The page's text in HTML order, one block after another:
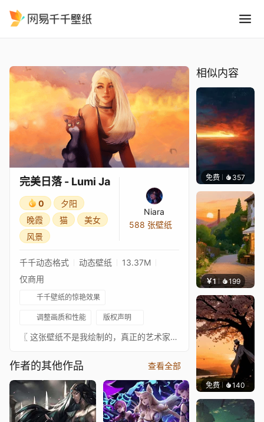
完美日落 - Lumi Ja
0
夕阳
晚霞
猫
美女
风景
Niara
588 张壁纸
千千动态格式 动态壁纸
13.37M
仅商用
千千壁纸的惊艳效果
调整画质和性能 版权声明
〖 这张壁纸不是我绘制的，真正的艺术家总是在 ↓这里↓。我只是为这些图片添加动画以供娱乐。请支持这位绝对出色的艺术家。如果有任何艺术家不希望这张壁纸出现在这里，请联系我，我会将其移除。〗- 原画艺术家: https://www.patreon.com/lumijaarthttps://www.artstation.com/lumija-art- 原画来源: https://www.artstation.com/artwork/EL2Yen- 音乐: https://www.youtube.com/watch?v=k8SKBCm79n0 ↓↓↓↓↓↓↓ ↓↓↓↓↓↓↓ ★ 你可以在这里查看我收藏的已批准壁纸 ★ ↓↓↓↓↓↓↓ ↓↓↓↓↓↓↓
作者的其他作品 查看全部
相似内容
免费 357辰东
￥1 199 渔小小
免费 140渔小小